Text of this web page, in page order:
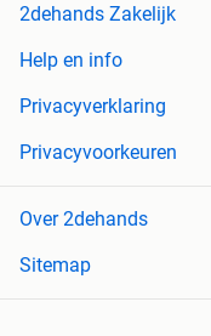
2dehands Zakelijk
Help en info
Privacyverklaring
Privacyvoorkeuren
Over 2dehands
Sitemap